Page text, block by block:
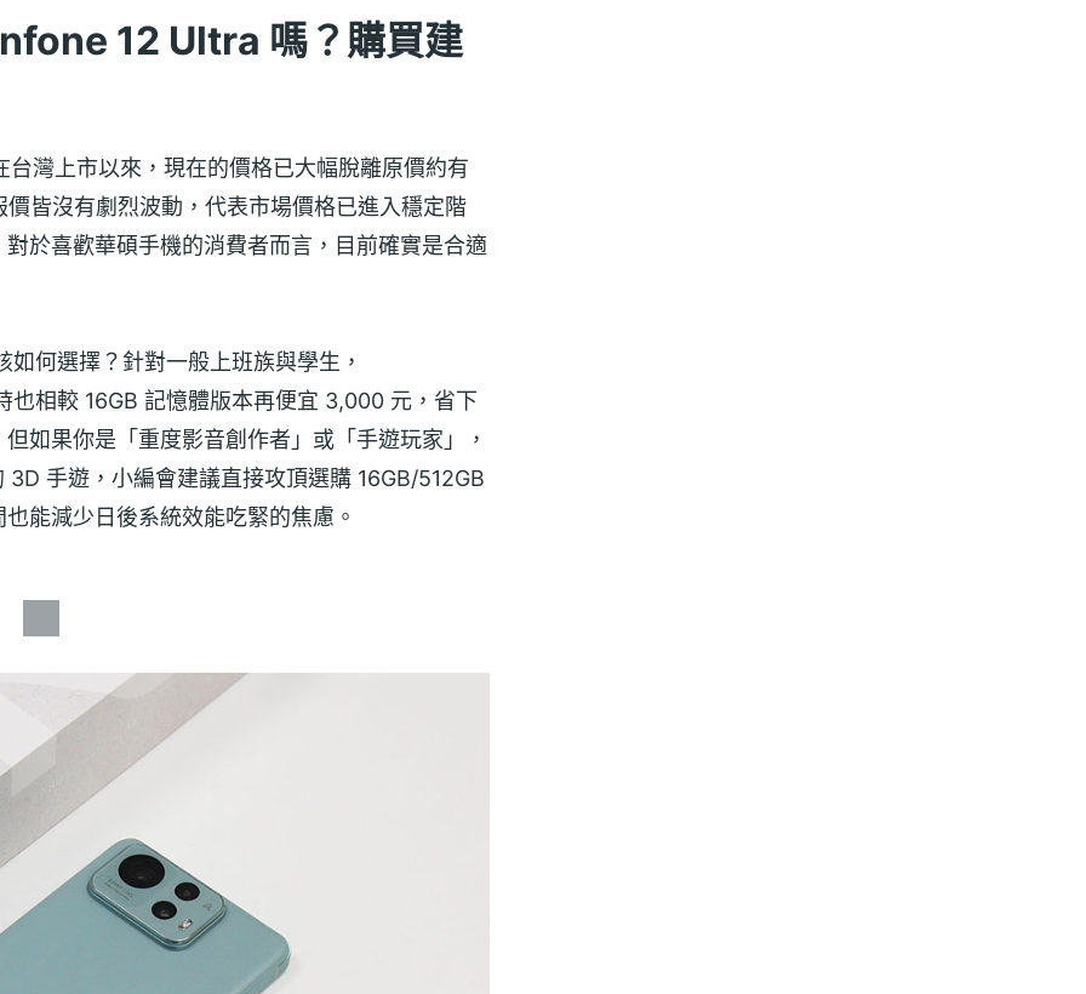
12 Ultra 嗎？購買建
灣上市以來，現在的價格已大幅脫離原價約有
皆沒有劇烈波動，代表市場價格已進入穩定階
於喜歡華碩手機的消費者而言，目前確實是合適
何選擇？針對一般上班族與學生，
相較 16GB 記憶體版本再便宜 3,000 元，省下
如果你是「重度影音創作者」或「手遊玩家」，
手遊，小編會建議直接攻頂選購 16GB/512GB
能減少日後系統效能吃緊的焦慮。